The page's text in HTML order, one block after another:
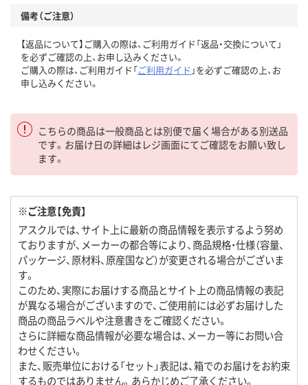
備考（ご注意）
【返品について】ご購入の際は、ご利用ガイド「返品・交換について」
を必ずご確認の上、お申し込みください。
ご購入の際は、ご利用ガイド「ご利用ガイド 」を必ずご確認の上、お
申し込みください。
こちらの商品は一般商品とは別便で届く場合がある別送品
です。お届け日の詳細はレジ画面にてご確認をお願い致し
ます。
※ご注意【免責】
アスクルでは、サイト上に最新の商品情報を表示するよう努め
ておりますが、メーカーの都合等により、商品規格・仕様（容量、
パッケージ、原材料、原産国など）が変更される場合がございま
す。
このため、実際にお届けする商品とサイト上の商品情報の表記
が異なる場合がございますので、ご使用前には必ずお届けした
商品の商品ラベルや注意書きをご確認ください。
さらに詳細な商品情報が必要な場合は、メーカー等にお問い合
わせください。
また、販売単位における「セット」表記は、箱でのお届けをお約束
するものではありません。あらかじめご了承ください。